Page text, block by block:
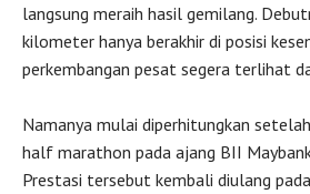
langsung meraih hasil gemilang.
kilometer hanya berakhir di posisi
perkembangan pesat segera terlihat
Namanya mulai diperhitungkan
half marathon pada ajang BII
Prestasi tersebut kembali diulang